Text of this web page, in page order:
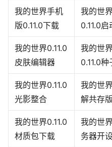
我的世界手机
版0.11.0下载
我的世
0.11.0启
我的世界0.11.0
皮肤编辑器
我的世
0.11.0种
我的世界0.11.0
光影整合
我的世
解共存版
我的世界0.11.0
材质包下载
我的世
务器开